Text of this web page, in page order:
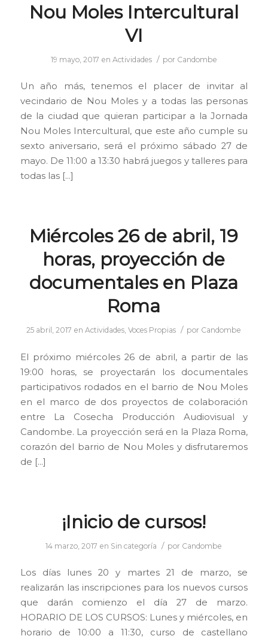
Nou Moles Intercultural
VI
19 mayo, 2017 en Actividades / por Candombe
Un año más, tenemos el placer de invitar al
vecindario de Nou Moles y a todas las personas
de la ciudad que quieran participar a la Jornada
Nou Moles Intercultural, que este año cumple su
sexto aniversario, será el próximo sábado 27 de
mayo. De 11:00 a 13:30 habrá juegos y talleres para
todas las […]
Miércoles 26 de abril, 19
horas, proyección de
documentales en Plaza
Roma
25 abril, 2017 enActividades,Voces Propias / por Candombe
El próximo miércoles 26 de abril, a partir de las
19:00 horas, se proyectarán los documentales
participativos rodados en el barrio de Nou Moles
en el marco de dos proyectos de colaboración
entre La Cosecha Producción Audiovisual y
Candombe. La proyección será en la Plaza Roma,
corazón del barrio de Nou Moles y disfrutaremos
de […]
¡Inicio de cursos!
14 marzo, 2017 en Sin categoría / por Candombe
Los días lunes 20 y martes 21 de marzo, se
realizarán las inscripciones para los nuevos cursos
que darán comienzo el día 27 de marzo.
HORARIO DE LOS CURSOS: Lunes y miércoles, en
horario de 10:00 a 11:30, curso de castellano